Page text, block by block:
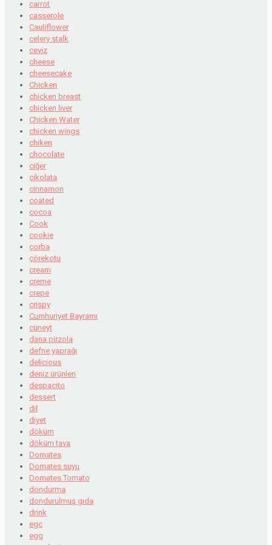
carrot
casserole
Cauliflower
celery stalk
ceviz
cheese
cheesecake
Chicken
chicken breast
chicken liver
Chicken Water
chicken wings
chiken
chocolate
ciğer
çikolata
cinnamon
coated
cocoa
Cook
cookie
çorba
çörekotu
cream
creme
crepe
crispy
Cumhuriyet Bayramı
cüneyt
dana pirzola
defne yaprağı
delicious
deniz ürünleri
despacito
dessert
dil
diyet
döküm
döküm tava
Domates
Domates suyu
Domates Tomato
dondurma
dondurulmuş gıda
drink
egc
egg